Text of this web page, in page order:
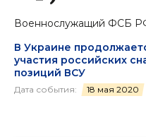
Военнослужащий ФСБ
В Украине
участия российских
позиций ВСУ
Дата события: 18 мая 2020